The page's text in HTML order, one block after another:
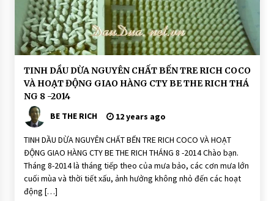
g
N
h
à
u
T
h
i
ê
n
N
h
n
-
N
o
n
i
S
o
a
D
ầ
u
D
ừ
R
c
h
C
o
C
o
H
TINH DẦU DỪA NGUYÊN CHẤT BẾN TRE RICH COCO
VÀ HOẠT ĐỘNG GIAO HÀNG CTY BE THE RICH THÁ
NG 8 -2014
BE THE RICH
12 years ago
TINH DẦU DỪA NGUYÊN CHẤT BẾN TRE RICH COCO VÀ HOẠT
ĐỘNG GIAO HÀNG CTY BE THE RICH THÁNG 8 -2014 Chào bạn.
Tháng 8-2014 là tháng tiếp theo của mưa bảo, các cơn mưa lớn
cuối mùa và thời tiết xấu, ảnh hưởng không nhỏ đến các hoạt
động […]